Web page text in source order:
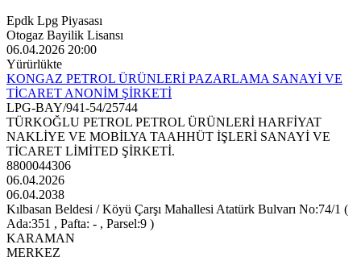
Epdk Lpg Piyasası
Otogaz Bayilik Lisansı
06.04.2026 20:00
Yürürlükte
KONGAZ PETROL ÜRÜNLERİ PAZARLAMA SANAYİ VE
TİCARET ANONİM ŞİRKETİ
LPG-BAY/941-54/25744
TÜRKOĞLU PETROL PETROL ÜRÜNLERİ HARFİYAT
NAKLİYE VE MOBİLYA TAAHHÜT İŞLERİ SANAYİ VE
TİCARET LİMİTED ŞİRKETİ.
8800044306
06.04.2026
06.04.2038
Kılbasan Beldesi / Köyü Çarşı Mahallesi Atatürk Bulvarı No:74/1 (
Ada:351 , Pafta: - , Parsel:9 )
KARAMAN
MERKEZ